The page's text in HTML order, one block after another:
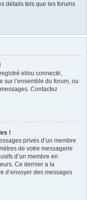
détails tels que les forums
et/ou connecté,
sur l’ensemble du forum, ou
Contactez
!
privés d’un membre
de votre messagerie
d’un membre en
Ce dernier a la
d’envoyer des messages